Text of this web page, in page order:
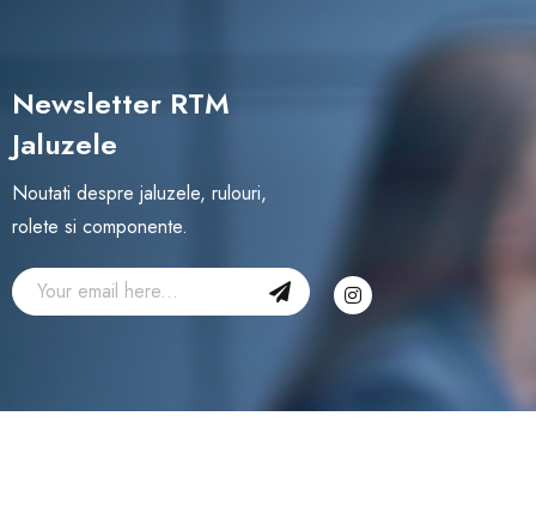
Newsletter RTM
Jaluzele
Noutati despre jaluzele, rulouri,
rolete si componente.